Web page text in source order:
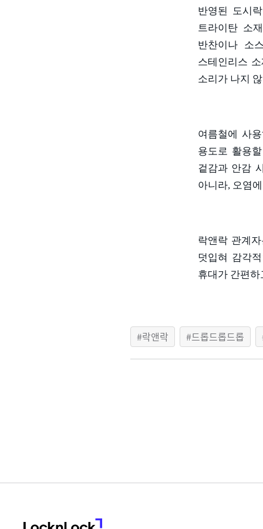
반영된 도시
트라이탄 소
반찬이나 소
스테인리스
소리가 나지
여름철에 사
용도로 활용
겉감과 안감
아니라, 오염
락앤락 관계자
덧입혀 감각
휴대가 간편하
락앤락 드롭드롭드롭